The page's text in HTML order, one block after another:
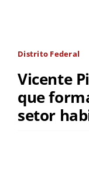
Distrito Federal
Vicente
que
setor